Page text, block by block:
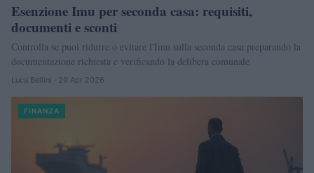
Esenzione Imu per seconda casa: requisiti,
documenti e sconti
Controlla se puoi ridurre o evitare l'Imu sulla seconda casa preparando la
documentazione richiesta e verificando la delibera comunale
Luca Bellini · 29 Apr 2026
FINANZA